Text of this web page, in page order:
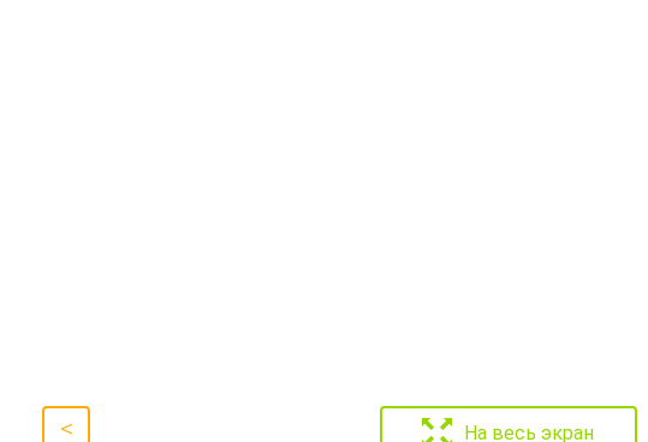
< На весь экран